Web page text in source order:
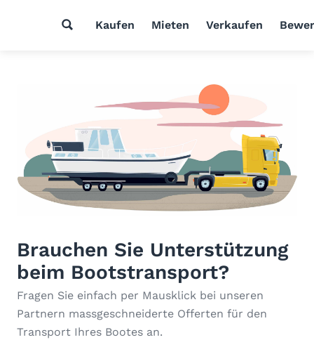
Kaufen Mieten Verkaufen
Brauchen Sie Unterstützung
beim Bootstransport?
Fragen Sie einfach per Mausklick bei unseren
Partnern massgeschneiderte Offerten für den
Transport Ihres Bootes an.